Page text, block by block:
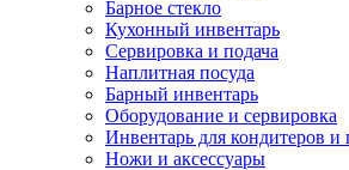
Барное стекло
Кухонный инвентарь
Сервировка и подача
Наплитная посуда
Барный инвентарь
Оборудование и сервировка
Инвентарь для кондитеров и
Ножи и аксессуары